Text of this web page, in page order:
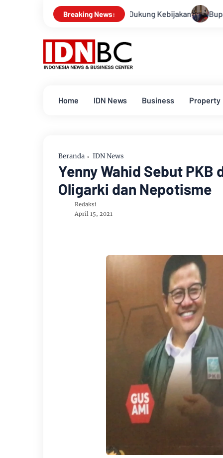
Breaking News:
Media” untuk Dukung Kebijakan Bupati Bengkalis
Home IDN News Business Property
Beranda IDN News
Yenny Wahid Sebut
Oligarki dan Nepotisme
Redaksi
April 15, 2021